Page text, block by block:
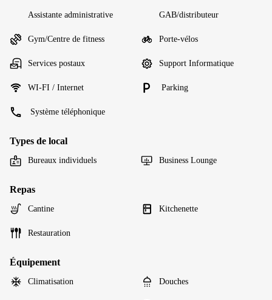
Assistante administrative GAB/distributeur
Gym/Centre de fitness Porte-vélos
Services postaux Support Informatique
WI-FI / Internet Parking
Système téléphonique
Types de local
Bureaux individuels Business Lounge
Repas
Cantine Kitchenette
Restauration
Équipement
Climatisation Douches